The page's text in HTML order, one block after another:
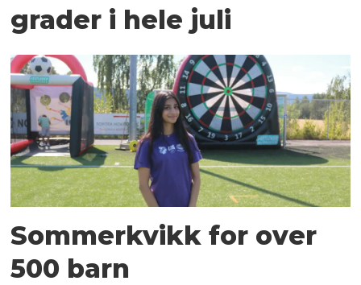
grader i hele juli
Sommerkvikk for over
500 barn